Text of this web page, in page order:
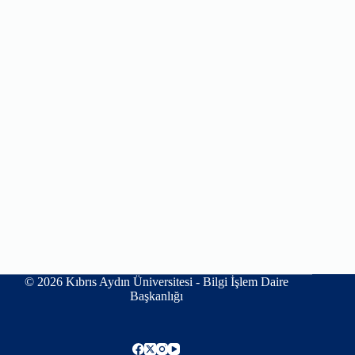
© 2026 Kıbrıs Aydın Üniversitesi - Bilgi İşlem Daire
Başkanlığı